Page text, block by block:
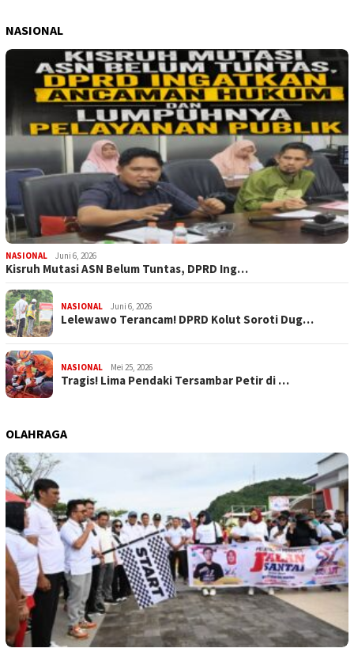
NASIONAL
NASIONAL Juni 6, 2026
Kisruh Mutasi ASN Belum Tuntas, DPRD Ing…
NASIONAL Juni 6, 2026
Lelewawo Terancam! DPRD Kolut Soroti Dug…
NASIONAL Mei 25, 2026
Tragis! Lima Pendaki Tersambar Petir di …
OLAHRAGA